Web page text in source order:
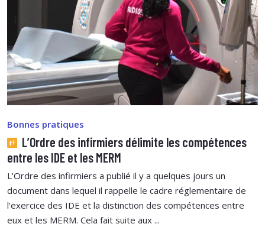
Bonnes pratiques
L’Ordre des infirmiers délimite les compétences
entre les IDE et les MERM
L'Ordre des infirmiers a publié il y a quelques jours un
document dans lequel il rappelle le cadre réglementaire de
l'exercice des IDE et la distinction des compétences entre
eux et les MERM. Cela fait suite aux ...